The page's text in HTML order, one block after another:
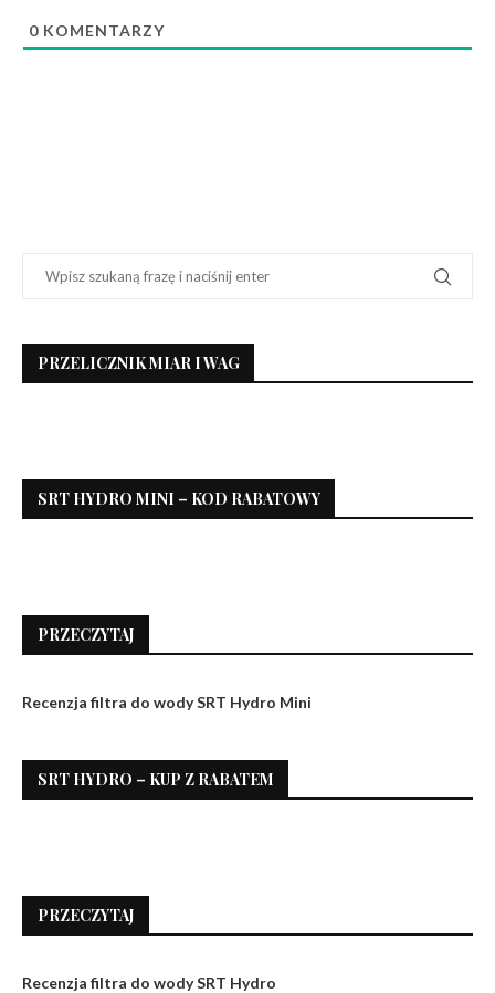
0 KOMENTARZY
PRZELICZNIK MIAR I WAG
SRT HYDRO MINI – KOD RABATOWY
PRZECZYTAJ
Recenzja filtra do wody SRT Hydro Mini
SRT HYDRO – KUP Z RABATEM
PRZECZYTAJ
Recenzja filtra do wody SRT Hydro